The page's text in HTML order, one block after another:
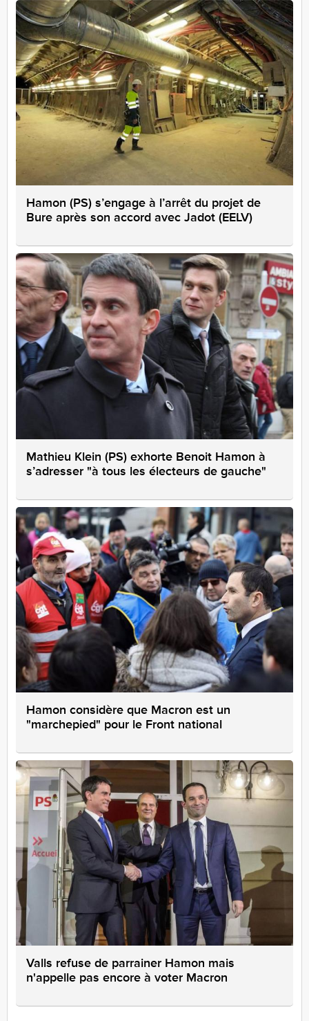
Hamon (PS) s’engage à l’arrêt du projet de
Bure après son accord avec Jadot (EELV)
Mathieu Klein (PS) exhorte Benoit Hamon à
s’adresser "à tous les électeurs de gauche"
Hamon considère que Macron est un
"marchepied" pour le Front national
Valls refuse de parrainer Hamon mais
n'appelle pas encore à voter Macron